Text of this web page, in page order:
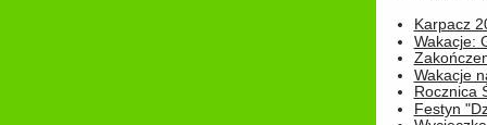
Karpacz
Wakacje:
Wakacje
Rocznica
Festyn